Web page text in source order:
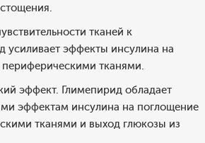
тканей к
усиливает эффекты инсулина на
тканями.
эффект. Глимепирид обладает
эффектам инсулина на поглощение
тканями и выход глюкозы из